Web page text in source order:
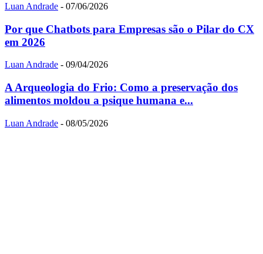
Luan Andrade - 07/06/2026
Por que Chatbots para Empresas são o Pilar do CX
em 2026
Luan Andrade - 09/04/2026
A Arqueologia do Frio: Como a preservação dos
alimentos moldou a psique humana e...
Luan Andrade - 08/05/2026